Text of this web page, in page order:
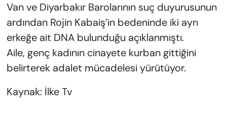
Van ve Diyarbakır Barolarının suç duyurusunun
ardından Rojin Kabaiş’in bedeninde iki ayrı
erkeğe ait DNA bulunduğu açıklanmıştı.
Aile, genç kadının cinayete kurban gittiğini
belirterek adalet mücadelesi yürütüyor.
Kaynak: İlke Tv